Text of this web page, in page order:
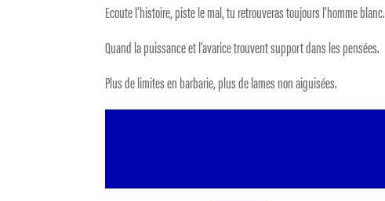
Ecoute l’histoire, piste le mal, tu retrouveras toujours l’homme blanc.
Quand la puissance et l’avarice trouvent support dans les pensées.
Plus de limites en barbarie, plus de lames non aiguisées.